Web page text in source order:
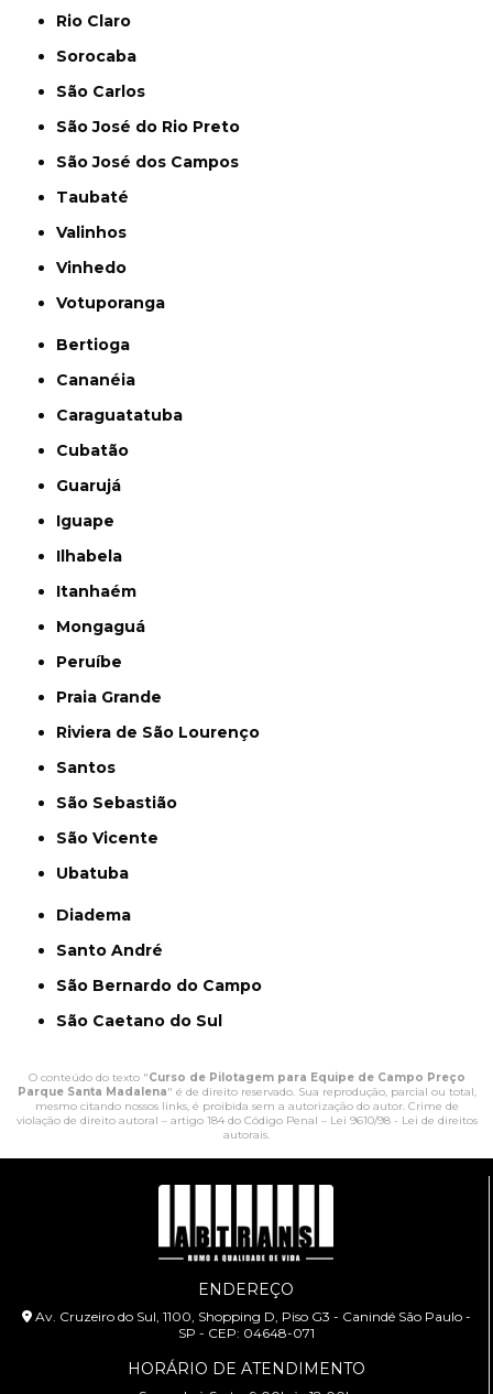
Rio Claro
Sorocaba
São Carlos
São José do Rio Preto
São José dos Campos
Taubaté
Valinhos
Vinhedo
Votuporanga
Bertioga
Cananéia
Caraguatatuba
Cubatão
Guarujá
Iguape
Ilhabela
Itanhaém
Mongaguá
Peruíbe
Praia Grande
Riviera de São Lourenço
Santos
São Sebastião
São Vicente
Ubatuba
Diadema
Santo André
São Bernardo do Campo
São Caetano do Sul
O conteúdo do texto "Curso de Pilotagem para Equipe de Campo Preço
Parque Santa Madalena" é de direito reservado. Sua reprodução, parcial ou total,
mesmo citando nossos links, é proibida sem a autorização do autor. Crime de
violação de direito autoral – artigo 184 do Código Penal – Lei 9610/98 - Lei de direitos
autorais.
ENDEREÇO
Av. Cruzeiro do Sul, 1100, Shopping D, Piso G3 - Canindé São Paulo -
SP - CEP: 04648-071
HORÁRIO DE ATENDIMENTO